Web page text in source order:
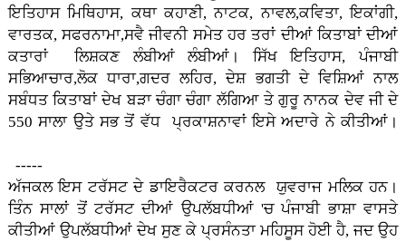
ਇਤਿਹਾਸ ਮਿਥਿਹਾਸ, ਕਥਾ ਕਹਾਣੀ, ਨਾਟਕ, ਨਾਵਲ,ਕਵਿਤਾ, ਇਕਾਂਗੀ,
ਵਾਰਤਕ, ਸਫਰਨਾਮਾ,ਸਵੈ ਜੀਵਨੀ ਸਮੇਤ ਹਰ ਤਰਾਂ ਦੀਆਂ ਕਿਤਾਬਾਂ ਦੀਆਂ
ਕਤਾਰਾਂ ਲਿਸ਼ਕਣ ਲੰਬੀਆਂ ਲੰਬੀਆਂ। ਸਿੱਖ ਇਤਿਹਾਸ, ਪੰਜਾਬੀ
ਸਭਿਆਚਾਰ,ਲੋਕ ਧਾਰਾ,ਗਦਰ ਲਹਿਰ, ਦੇਸ਼ ਭਗਤੀ ਦੇ ਵਿਸ਼ਿਆਂ ਨਾਲ
ਸਬੰਧਤ ਕਿਤਾਬਾਂ ਦੇਖ ਬੜਾ ਚੰਗਾ ਚੰਗਾ ਲੱਗਿਆ ਤੇ ਗੁਰੂ ਨਾਨਕ ਦੇਵ ਜੀ ਦੇ
550 ਸਾਲਾ ਉਤੇ ਸਭ ਤੋਂ ਵੱਧ ਪ੍ਰਕਾਸ਼ਨਾਵਾਂ ਇਸੇ ਅਦਾਰੇ ਨੇ ਕੀਤੀਆਂ।
-----
ਅੱਜਕਲ ਇਸ ਟਰੱਸਟ ਦੇ ਡਾਇਰੈਕਟਰ ਕਰਨਲ ਯੁਵਰਾਜ ਮਲਿਕ ਹਨ।
ਤਿੰਨ ਸਾਲਾਂ ਤੋਂ ਟਰੱਸਟ ਦੀਆਂ ਉਪਲੱਬਧੀਆਂ 'ਚ ਪੰਜਾਬੀ ਭਾਸ਼ਾ ਵਾਸਤੇ
ਕੀਤੀਆਂ ਉਪਲੱਬਧੀਆਂ ਦੇਖ ਸੁਣ ਕੇ ਪ੍ਰਸੰਨਤਾ ਮਹਿਸੂਸ ਹੋਈ ਹੈ, ਜਦ ਉਹ